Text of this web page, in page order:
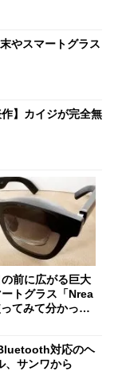
やスマートグラス
作】カイジが完全無
前に広がる巨大
トグラス「Nrea
てみて分かった
対応のヘ
、サンワから